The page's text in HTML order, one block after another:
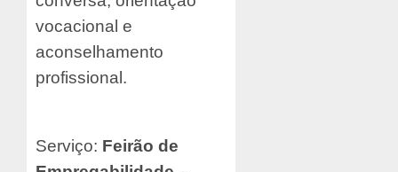
vocacional e
aconselhamento
profissional.
Serviço: Feirão de